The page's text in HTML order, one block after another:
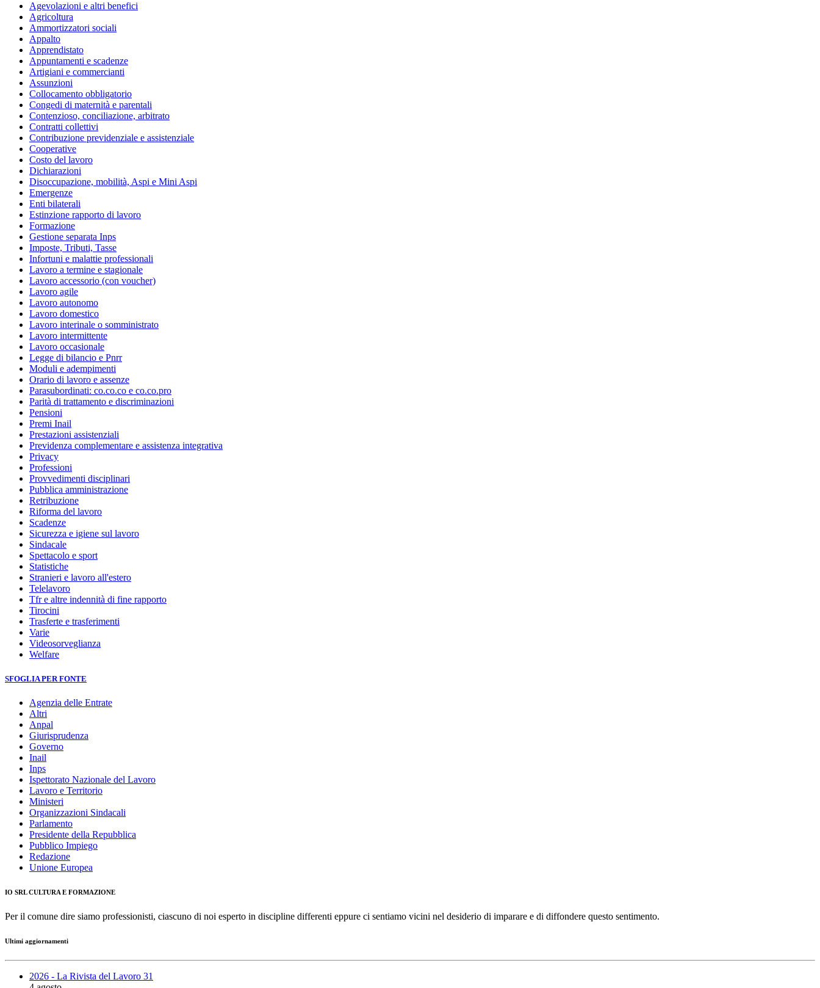
Agevolazioni e altri benefici
Agricoltura
Ammortizzatori sociali
Appalto
Apprendistato
Appuntamenti e scadenze
Artigiani e commercianti
Assunzioni
Collocamento obbligatorio
Congedi di maternità e parentali
Contenzioso, conciliazione, arbitrato
Contratti collettivi
Contribuzione previdenziale e assistenziale
Cooperative
Costo del lavoro
Dichiarazioni
Disoccupazione, mobilità, Aspi e Mini Aspi
Emergenze
Enti bilaterali
Estinzione rapporto di lavoro
Formazione
Gestione separata Inps
Imposte, Tributi, Tasse
Infortuni e malattie professionali
Lavoro a termine e stagionale
Lavoro accessorio (con voucher)
Lavoro agile
Lavoro autonomo
Lavoro domestico
Lavoro interinale o somministrato
Lavoro intermittente
Lavoro occasionale
Legge di bilancio e Pnrr
Moduli e adempimenti
Orario di lavoro e assenze
Parasubordinati: co.co.co e co.co.pro
Parità di trattamento e discriminazioni
Pensioni
Premi Inail
Prestazioni assistenziali
Previdenza complementare e assistenza integrativa
Privacy
Professioni
Provvedimenti disciplinari
Pubblica amministrazione
Retribuzione
Riforma del lavoro
Scadenze
Sicurezza e igiene sul lavoro
Sindacale
Spettacolo e sport
Statistiche
Stranieri e lavoro all'estero
Telelavoro
Tfr e altre indennità di fine rapporto
Tirocini
Trasferte e trasferimenti
Varie
Videosorveglianza
Welfare
SFOGLIA PER FONTE
Agenzia delle Entrate
Altri
Anpal
Giurisprudenza
Governo
Inail
Inps
Ispettorato Nazionale del Lavoro
Lavoro e Territorio
Ministeri
Organizzazioni Sindacali
Parlamento
Presidente della Repubblica
Pubblico Impiego
Redazione
Unione Europea
IO SRL CULTURA E FORMAZIONE
Per il comune dire siamo professionisti, ciascuno di noi esperto in discipline differenti eppure ci sentiamo vicini nel desiderio di imparare e di diffondere questo sentimento.
Ultimi aggiornamenti
2026 - La Rivista del Lavoro 31